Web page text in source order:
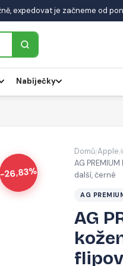
expedovat je začneme od
Nabíječky
-26,83%
Domů/Apple/
AG
další, černé
AG
AG